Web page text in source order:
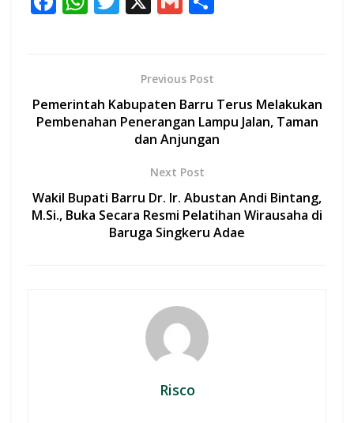
o
o
A
p
er l
Previous Post
Pemerintah Kabupaten Barru Terus Melakukan
Pembenahan Penerangan Lampu Jalan, Taman
dan Anjungan
Next Post
Wakil Bupati Barru Dr. Ir. Abustan Andi Bintang,
M.Si., Buka Secara Resmi Pelatihan Wirausaha di
Baruga Singkeru Adae
Risco